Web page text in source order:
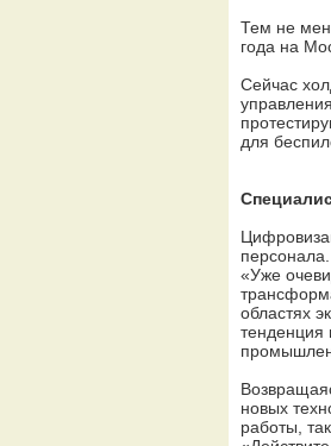
Тем не
года на
Сейчас
для
персонала.
«Уже
областях
тенденция
новых
работы,